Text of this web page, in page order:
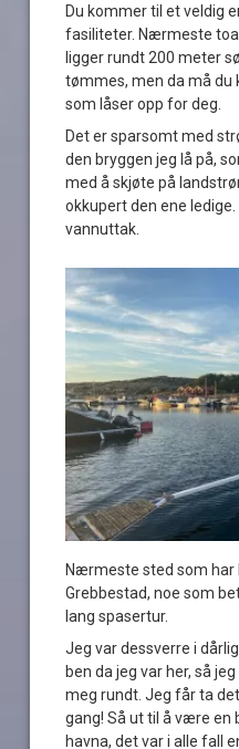
Du kommer til et veldig
fasiliteter. Nærmeste
ligger rundt 200 meter
tømmes, men da må du
som låser opp for deg.
Det er sparsomt med
den bryggen jeg lå på,
med å skjøte på
okkupert den ene
vannuttak.
Nærmeste sted som har
Grebbestad, noe som
lang spasertur.
Jeg var dessverre i
ben da jeg var her, så
meg rundt. Jeg får ta
gang! Så ut til å være en
havna, det var i alle fall